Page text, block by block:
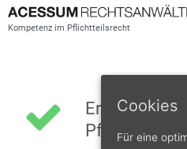
Kompetenz im Pflichtteilsrecht
Ergebnis des
Cookies
Für eine